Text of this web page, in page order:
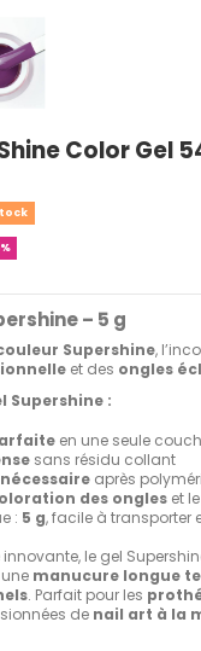
Color Gel
– 5 g
Supershine,
et des ongles
Supershine :
en une seule
sans résidu collant
après
des ongles et le
: 5 g, facile à transporter
le gel
manucure longue
. Parfait pour les
de nail art à la